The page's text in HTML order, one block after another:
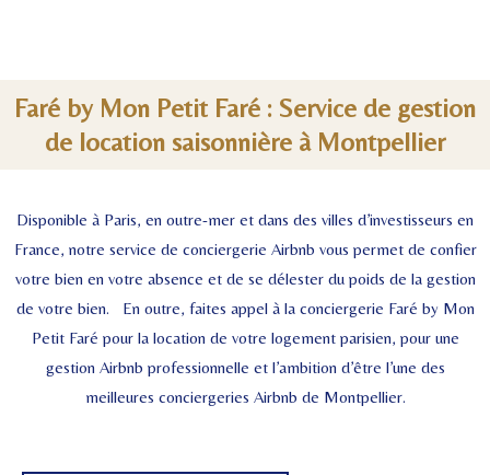
Faré by Mon Petit Faré : Service de gestion
de location saisonnière à Montpellier
Disponible à Paris, en outre-mer et dans des villes d’investisseurs en
France, notre service de conciergerie Airbnb vous permet de confier
votre bien en votre absence et de se délester du poids de la gestion
de votre bien. En outre, faites appel à la conciergerie Faré by Mon
Petit Faré pour la location de votre logement parisien, pour une
gestion Airbnb professionnelle et l’ambition d’être l’une des
meilleures conciergeries Airbnb de Montpellier.